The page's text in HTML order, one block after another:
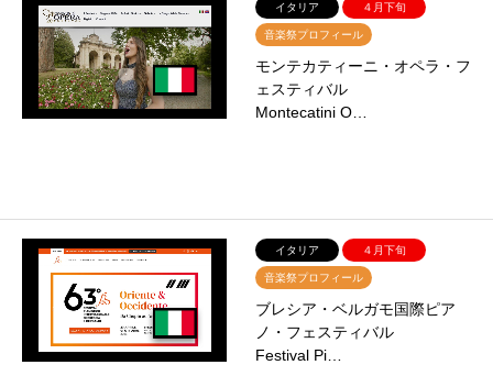
イタリア ４月下旬
音楽祭プロフィール
モンテカティーニ・オペラ・フ
ェスティバル
Montecatini O…
イタリア ４月下旬
音楽祭プロフィール
ブレシア・ベルガモ国際ピア
ノ・フェスティバル
Festival Pi…